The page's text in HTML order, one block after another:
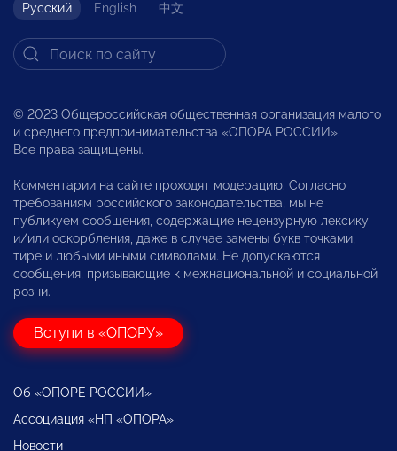
Русский English 中文
© 2023 Общероссийская общественная организация малого
и среднего предпринимательства «ОПОРА РОССИИ».
Все права защищены.
Комментарии на сайте проходят модерацию. Согласно
требованиям российского законодательства, мы не
публикуем сообщения, содержащие нецензурную лексику
и/или оскорбления, даже в случае замены букв точками,
тире и любыми иными символами. Не допускаются
сообщения, призывающие к межнациональной и социальной
розни.
Вступи в «ОПОРУ»
Об «ОПОРЕ РОССИИ»
Ассоциация «НП «ОПОРА»
Новости